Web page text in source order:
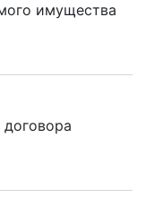
имущества